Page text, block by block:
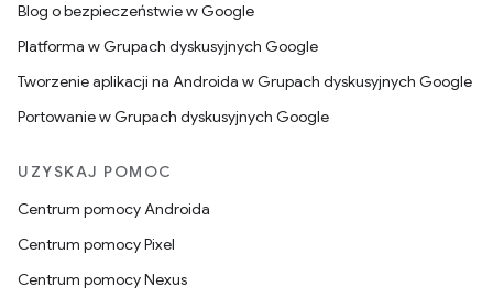
Blog o bezpieczeństwie w Google
Platforma w Grupach dyskusyjnych Google
Tworzenie aplikacji na Androida w Grupach dyskusyjnych Google
Portowanie w Grupach dyskusyjnych Google
UZYSKAJ POMOC
Centrum pomocy Androida
Centrum pomocy Pixel
Centrum pomocy Nexus